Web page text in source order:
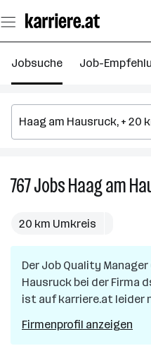
Seiteninhalt
springen
Jobsuche Job-
767JobsHaag am
20 km Umkreis
Der Job Quality Manager
Hausruck bei der Firma
ist auf karriere.at leider
Firmenprofil anzeigen